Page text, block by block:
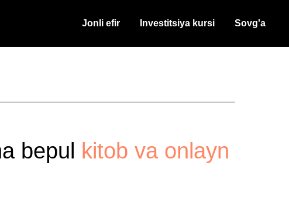
Jonli efir Investitsiya kursi Sovg'a
bepul
kitob va onlayn